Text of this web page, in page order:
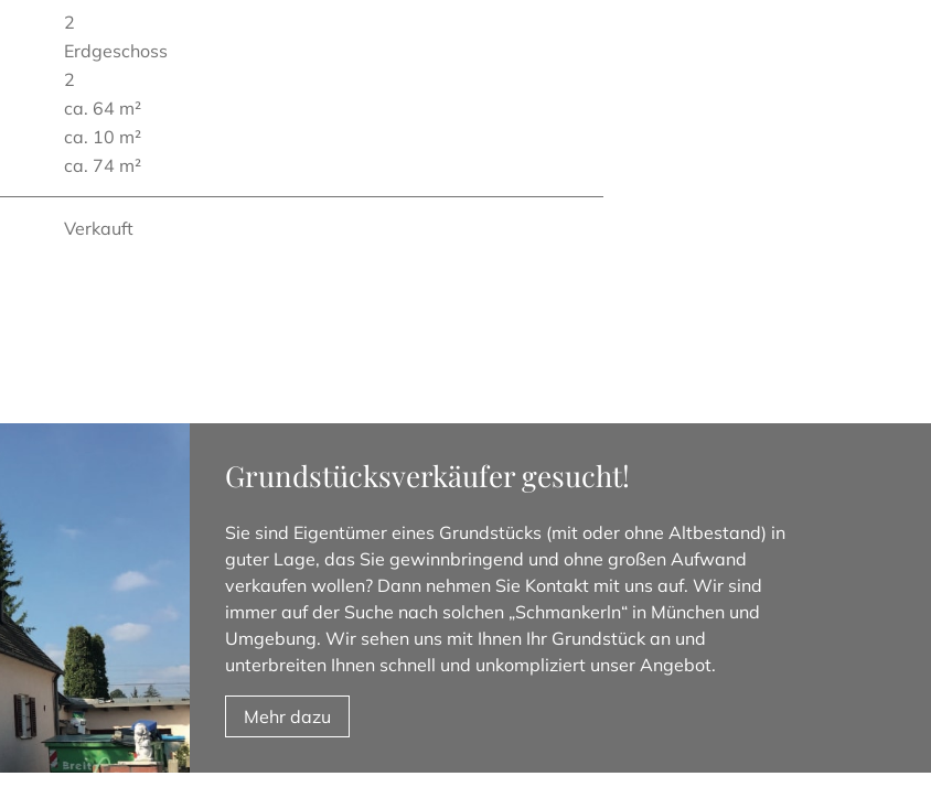
2
Erdgeschoss
2
ca. 64 m²
ca. 10 m²
ca. 74 m²
Verkauft
Grundstücksverkäufer gesucht!
Sie sind Eigentümer eines Grundstücks (mit oder ohne Altbestand) in
guter Lage, das Sie gewinnbringend und ohne großen Aufwand
verkaufen wollen? Dann nehmen Sie Kontakt mit uns auf. Wir sind
immer auf der Suche nach solchen „Schmankerln“ in München und
Umgebung. Wir sehen uns mit Ihnen Ihr Grundstück an und
unterbreiten Ihnen schnell und unkompliziert unser Angebot.
Mehr dazu